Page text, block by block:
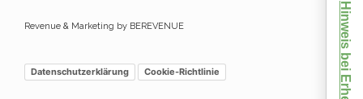
Revenue & Marketing by BEREVENUE
Datenschutzerklärung Cookie-Richtlinie Hinweis bei Erhebung